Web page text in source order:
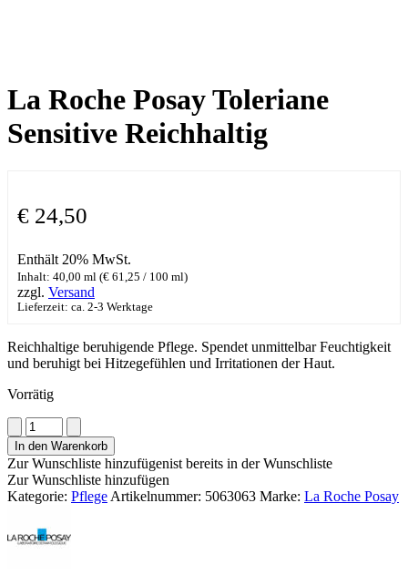
La Roche Posay Toleriane
Sensitive Reichhaltig
€ 24,50
Enthält 20% MwSt.
Inhalt: 40,00 ml (€ 61,25 / 100 ml)
zzgl. Versand
Lieferzeit: ca. 2-3 Werktage
Reichhaltige beruhigende Pflege. Spendet unmittelbar Feuchtigkeit
und beruhigt bei Hitzegefühlen und Irritationen der Haut.
Vorrätig
La
Roche
Posay
Toleriane
Sensitive
Reichhaltig
In den Warenkorb
Zur Wunschliste hinzufügenist bereits in der Wunschliste
Zur Wunschliste hinzufügen
Kategorie: Pflege Artikelnummer: 5063063 Marke: La Roche Posay